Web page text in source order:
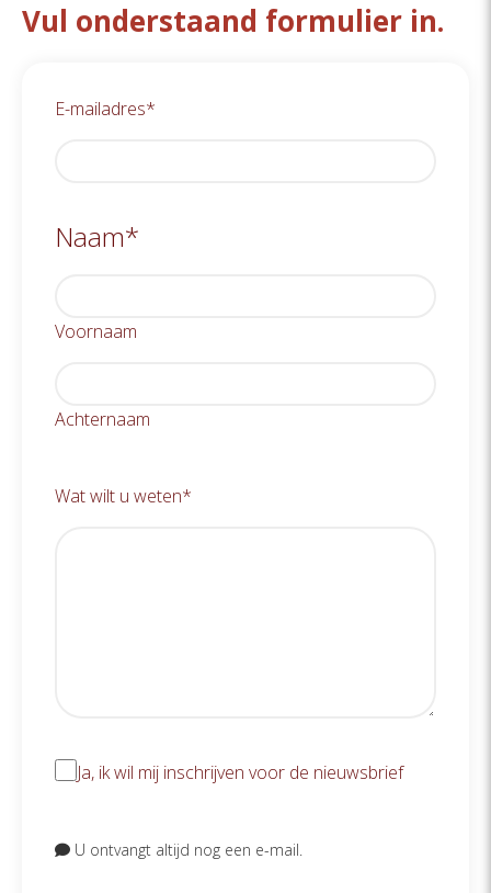
Vul onderstaand formulier in.
E-mailadres*
Naam*
Voornaam
Achternaam
Wat wilt u weten*
J
,
Ja, ik wil mij inschrijven voor de nieuwsbrief
U ontvangt altijd nog een e-mail.